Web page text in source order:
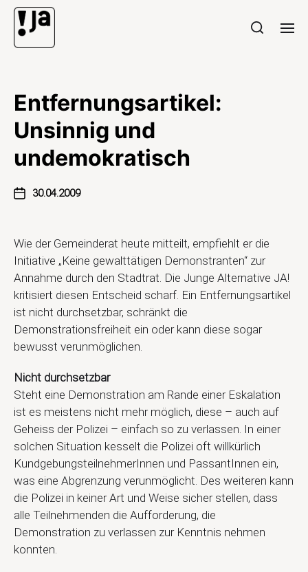
Entfernungsartikel:
Unsinnig und
undemokratisch
30.04.2009
Wie der Gemeinderat heute mitteilt, empfiehlt er die
Initiative „Keine gewalttätigen Demonstranten“ zur
Annahme durch den Stadtrat. Die Junge Alternative JA!
kritisiert diesen Entscheid scharf. Ein Entfernungsartikel
ist nicht durchsetzbar, schränkt die
Demonstrationsfreiheit ein oder kann diese sogar
bewusst verunmöglichen.
Nicht durchsetzbar
Steht eine Demonstration am Rande einer Eskalation
ist es meistens nicht mehr möglich, diese – auch auf
Geheiss der Polizei – einfach so zu verlassen. In einer
solchen Situation kesselt die Polizei oft willkürlich
KundgebungsteilnehmerInnen und PassantInnen ein,
was eine Abgrenzung verunmöglicht. Des weiteren kann
die Polizei in keiner Art und Weise sicher stellen, dass
alle Teilnehmenden die Aufforderung, die
Demonstration zu verlassen zur Kenntnis nehmen
konnten.